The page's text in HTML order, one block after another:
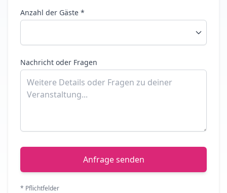
Anzahl der Gäste *
Nachricht oder Fragen
Anfrage senden
* Pflichtfelder